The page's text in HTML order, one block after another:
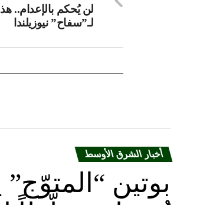
لن يُحكم بالإعدام..
لـ”سفاح” نيوزيلندا
أخبار الشرق الأوسط
بوتين